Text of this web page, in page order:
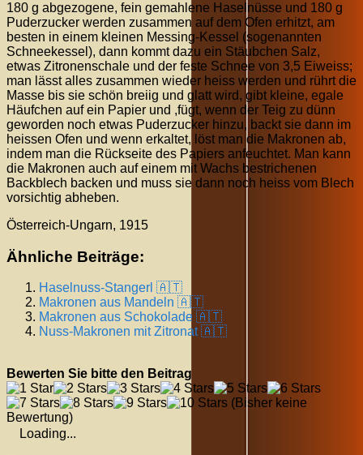
180 g abgezogene, fein gemahlene Haselnüsse und 180 g
Puderzucker werden zusammen auf dem Ofen erhitzt, am
besten in einem kleinen Messing-Kessel (sogenannten
Schneekessel), dann kommt dazu ein Stäubchen Salz,
etwas Zitronenschale und der feste Schnee von 3,5 Eiweiss;
man lässt alles zusammen wieder heiss werden und rührt die
Masse bis sie schön breiig und glatt wird, gibt kleine, egale
Häufchen auf ein Papier und ,fügt, wenn der Teig zu dünn
geworden noch etwas Puderzucker hinzu, backt sie dann im
heissen Ofen und wenn erkaltet, löst man die Makronen ab,
indem man die Rückseite des Papiers anfeuchtet. Man kann
die Makronen auch auf einem mit Wachs bestrichenen
Backblech backen und muss sie dann noch heiss vom Blech
vorsichtig abheben.
Österreich-Ungarn, 1915
Ähnliche Beiträge:
Haselnuss-Stangerl 🇦🇹
Makronen aus Mandeln 🇦🇹
Makronen aus Schokolade 🇦🇹
Nuss-Makronen mit Zitronat 🇦🇹
Bewerten Sie bitte den Beitrag
(Bisher keine
Bewertung)
Loading...